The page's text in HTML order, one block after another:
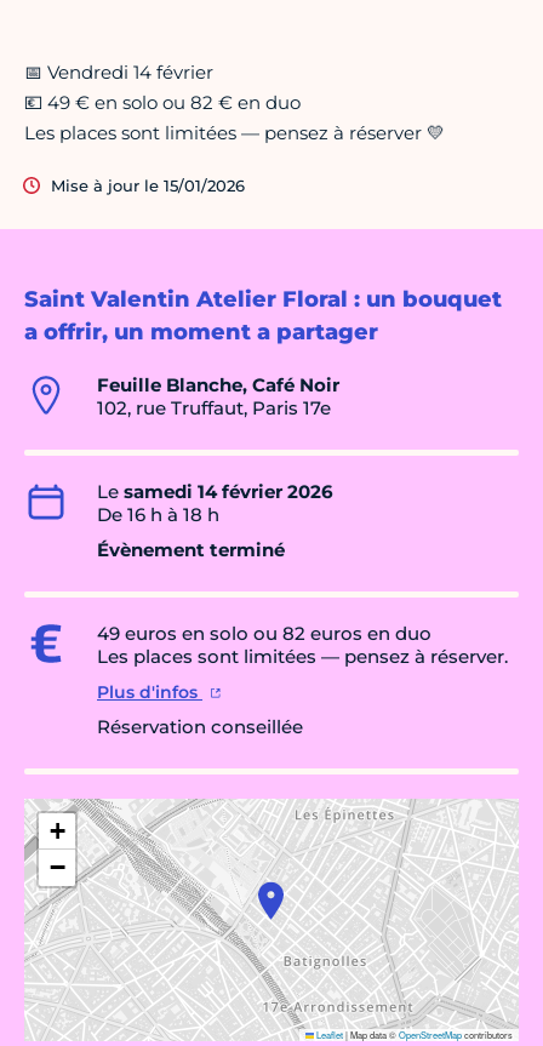
Saint Valentin Atelier Floral : un bouquet
a offrir, un moment a partager
Feuille Blanche, Café Noir
102, rue Truffaut, Paris 17e
Le samedi 14 février 2026
De 16 h à 18 h
Évènement terminé
49 euros en solo ou 82 euros en duo
Les places sont limitées — pensez à réserver.
Plus d'infos
Réservation conseillée
+
−
Leaflet|Map data ©OpenStreetMapcontributors
📅 Vendredi 14 février
💶 49 € en solo ou 82 € en duo
Les places sont limitées — pensez à réserver 💛
Mise à jour le 15/01/2026